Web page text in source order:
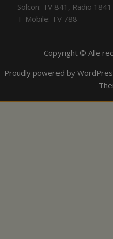
Solcon: TV 841, Radio 1841
T-Mobile: TV 788
Copyright © Alle
Proudly powered by